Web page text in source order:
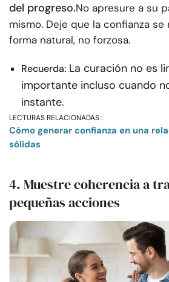
del progreso.No apresure a su
mismo. Deje que la confianza
forma natural, no forzosa.
Recuerda: La curación no es
importante incluso cuando
instante.
LECTURAS RELACIONADAS :
Cómo generar confianza en una
sólidas
4. Muestre coherencia a
pequeñas acciones